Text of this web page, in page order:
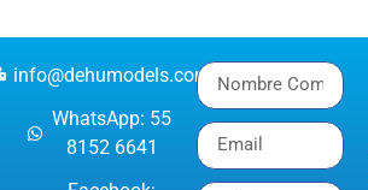
info@dehumodels.com
WhatsApp: 55
8152 6641